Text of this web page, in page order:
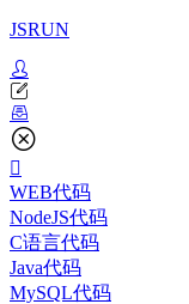
JSRUN
WEB代码
NodeJS代码
C语言代码
Java代码
MySQL代码